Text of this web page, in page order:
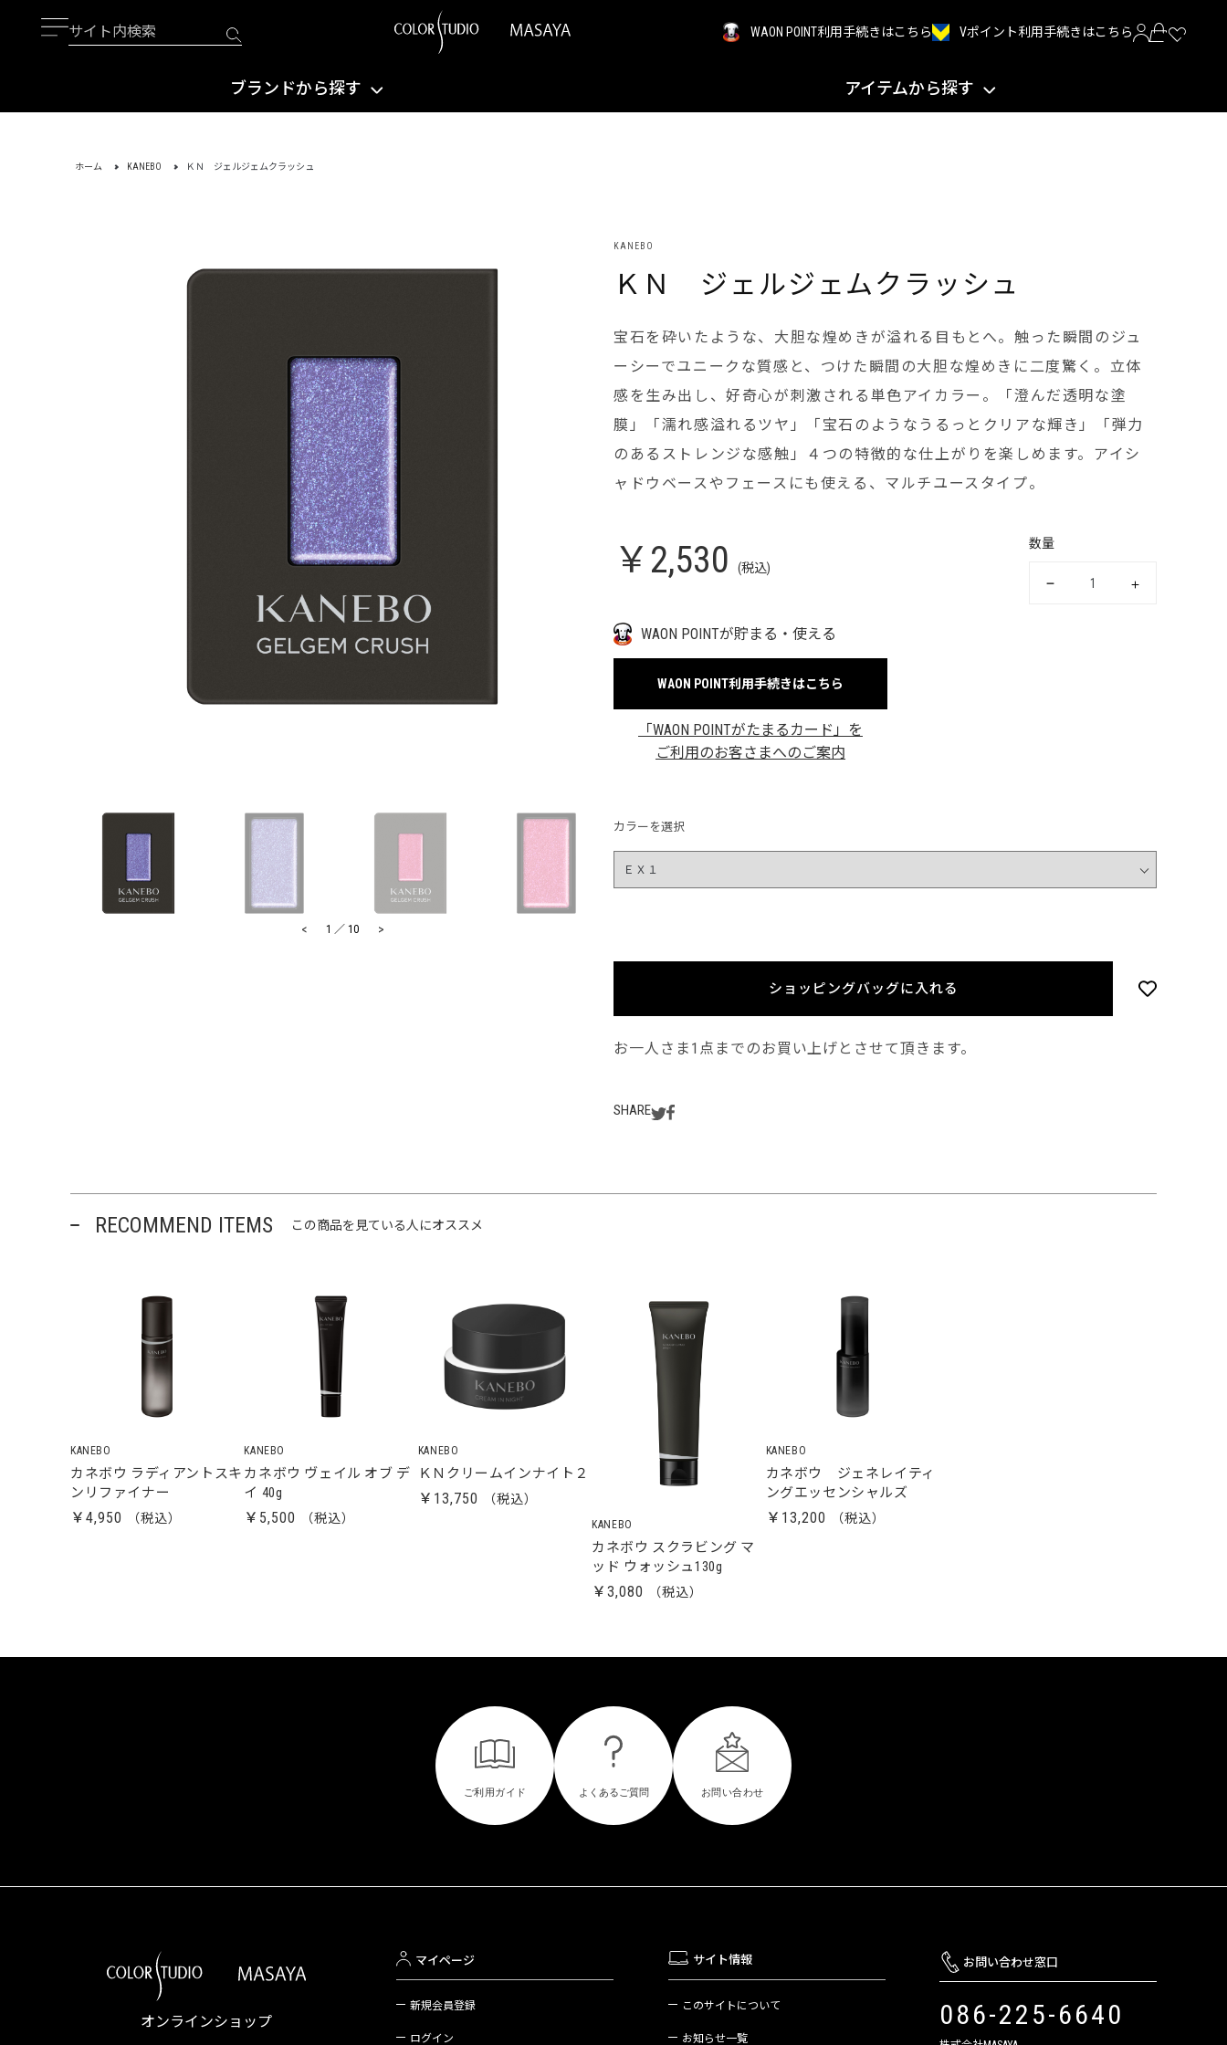
WAON POINT利用手続きはこちら Vポイント利用手続きはこちら
ブランドから探す アイテムから探す
ホーム KANEBO ＫＮ ジェルジェムクラッシュ
< >
1 ／ 10
KANEBO
ＫＮ ジェルジェムクラッシュ
宝石を砕いたような、大胆な煌めきが溢れる目もとへ。触った瞬間のジュ
ーシーでユニークな質感と、つけた瞬間の大胆な煌めきに二度驚く。立体
感を生み出し、好奇心が刺激される単色アイカラー。「澄んだ透明な塗
膜」「濡れ感溢れるツヤ」「宝石のようなうるっとクリアな輝き」「弾力
のあるストレンジな感触」４つの特徴的な仕上がりを楽しめます。アイシ
ャドウベースやフェースにも使える、マルチユースタイプ。
￥2,530 (税込)
数量
WAON POINTが貯まる・使える
WAON POINT利用手続きはこちら
「WAON POINTがたまるカード」を
ご利用のお客さまへのご案内
カラーを選択
ショッピングバッグに入れる
お一人さま1点までのお買い上げとさせて頂きます。
SHARE
RECOMMEND ITEMS この商品を見ている人にオススメ
KANEBO
カネボウ ラディアントスキ
ンリファイナー
￥4,950
KANEBO
カネボウ ヴェイル オブ デ
イ 40g
￥5,500
KANEBO
ＫＮクリームインナイト２
￥13,750
KANEBO
カネボウ スクラビング マ
ッド ウォッシュ130g
￥3,080
KANEBO
カネボウ ジェネレイティ
ングエッセンシャルズ
￥13,200
オンラインショップ
マイページ
新規会員登録
ログイン
サイト情報
このサイトについて
お知らせ一覧
お問い合わせ窓口
086-225-6640